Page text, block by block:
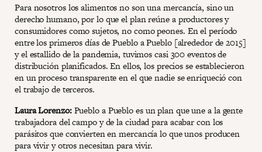
Para nosotros los alimentos no son una mercancía, sino un
derecho humano, por lo que el plan reúne a productores y
consumidores como sujetos, no como peones. En el período
entre los primeros días de Pueblo a Pueblo [alrededor de 2015]
y el estallido de la pandemia, tuvimos casi 300 eventos de
distribución planificados. En ellos, los precios se establecieron
en un proceso transparente en el que nadie se enriqueció con
el trabajo de terceros.
Laura Lorenzo:Pueblo a Pueblo es un plan que une a la gente
trabajadora del campo y de la ciudad para acabar con los
parásitos que convierten en mercancía lo que unos producen
para vivir y otros necesitan para vivir.